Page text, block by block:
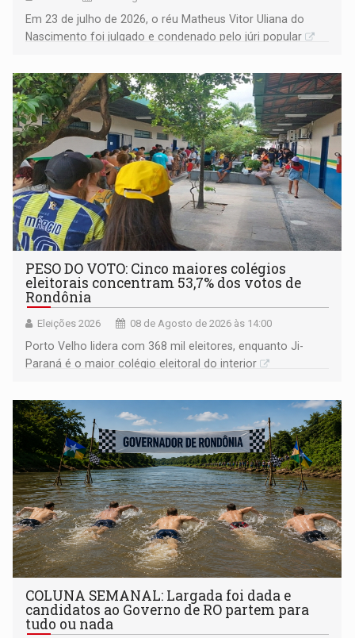
Em 23 de julho de 2026, o réu Matheus Vitor Uliana do
Nascimento foi julgado e condenado pelo júri popular
PESO DO VOTO: Cinco maiores colégios
eleitorais concentram 53,7% dos votos de
Rondônia
Eleições 2026 08 de Agosto de 2026 às 14:00
Porto Velho lidera com 368 mil eleitores, enquanto Ji-
Paraná é o maior colégio eleitoral do interior
COLUNA SEMANAL: Largada foi dada e
candidatos ao Governo de RO partem para
tudo ou nada